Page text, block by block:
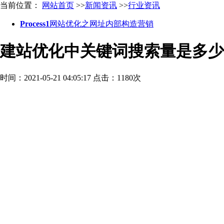
当前位置： 网站首页 >>新闻资讯 >>行业资讯
Process1 网站优化之网址内部构造营销
建站优化中关键词搜索量是多
时间：2021-05-21 04:05:17 点击：1180次